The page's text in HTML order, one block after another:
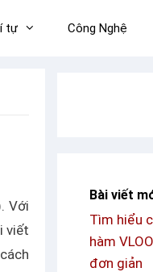
tự Công Nghệ
Với
viết
Bài viết
Tìm hiểu
hàm
đơn giản